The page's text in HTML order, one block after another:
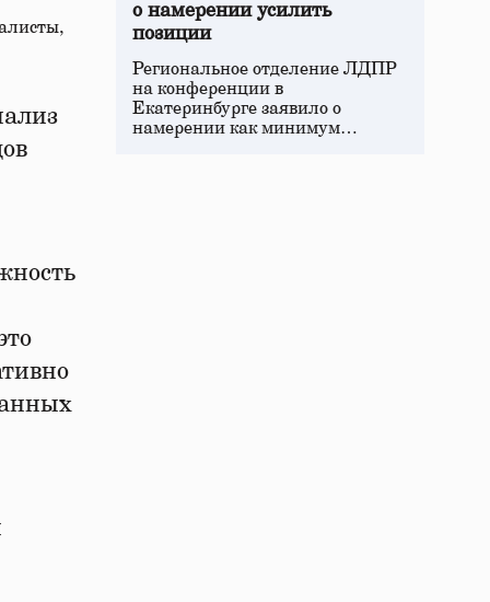
о намерении усилить
позиции
Региональное отделение ЛДПР
на конференции в
Екатеринбурге заявило о
намерении как минимум…